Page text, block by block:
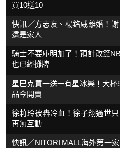
買10送10
快訊／方志友、楊銘威離婚！
遠是家人
騎士不要庫明加了！預計改簽
也已經攤牌
星巴克買一送一有星冰樂！大
品今開賣
徐莉玲被轟冷血！徐子翔過世
再無互動
快訊／NITORI MALL海外第一